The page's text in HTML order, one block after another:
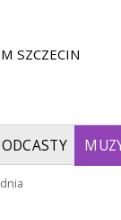
SZCZECIN